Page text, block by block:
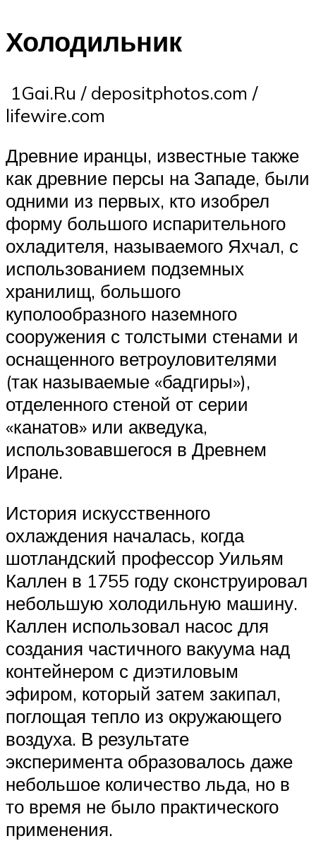
Холодильник
1Gai.Ru / depositphotos.com /
lifewire.com
Древние иранцы, известные также
как древние персы на Западе, были
одними из первых, кто изобрел
форму большого испарительного
охладителя, называемого Яхчал, с
использованием подземных
хранилищ, большого
куполообразного наземного
сооружения с толстыми стенами и
оснащенного ветроуловителями
(так называемые «бадгиры»),
отделенного стеной от серии
«канатов» или акведука,
использовавшегося в Древнем
Иране.
История искусственного
охлаждения началась, когда
шотландский профессор Уильям
Каллен в 1755 году сконструировал
небольшую холодильную машину.
Каллен использовал насос для
создания частичного вакуума над
контейнером с диэтиловым
эфиром, который затем закипал,
поглощая тепло из окружающего
воздуха. В результате
эксперимента образовалось даже
небольшое количество льда, но в
то время не было практического
применения.